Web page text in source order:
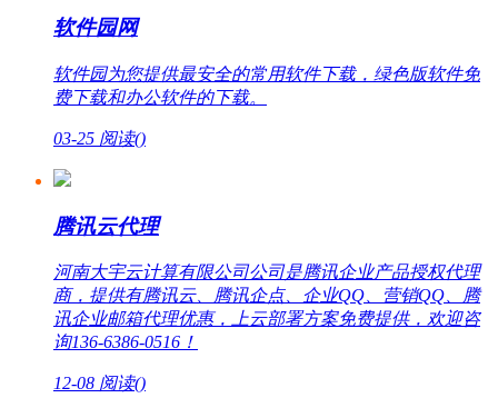
软件园网
软件园为您提供最安全的常用软件下载，绿色版软件免
费下载和办公软件的下载。
03-25 阅读()
腾讯云代理
河南大宇云计算有限公司公司是腾讯企业产品授权代理
商，提供有腾讯云、腾讯企点、企业QQ、营销QQ、腾
讯企业邮箱代理优惠，上云部署方案免费提供，欢迎咨
询136-6386-0516！
12-08 阅读()